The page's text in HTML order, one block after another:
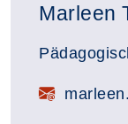
Marleen